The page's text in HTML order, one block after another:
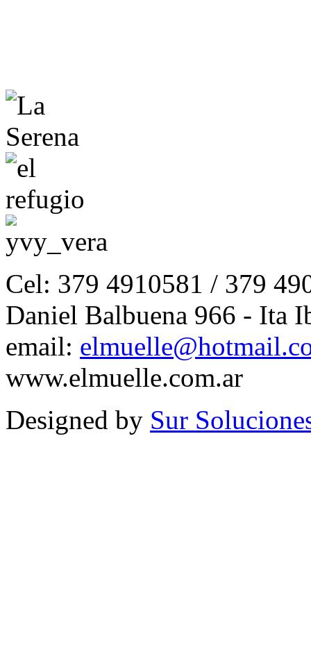
Cel: 379 4910581 / 379
Daniel Balbuena 966 - Ita
email:
www.elmuelle.com.ar
Designed by Sur